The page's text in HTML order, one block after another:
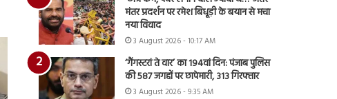
मंतर प्रदर्शन पर रमेश बिधूड़ी के बयान से मचा
नया विवाद
3 August 2026 - 10:17 AM
‘गैंगस्टरां ते वार’ का 194वां दिन: पंजाब पुलिस
की 587 जगहों पर छापेमारी, 313 गिरफ्तार
3 August 2026 - 9:35 AM